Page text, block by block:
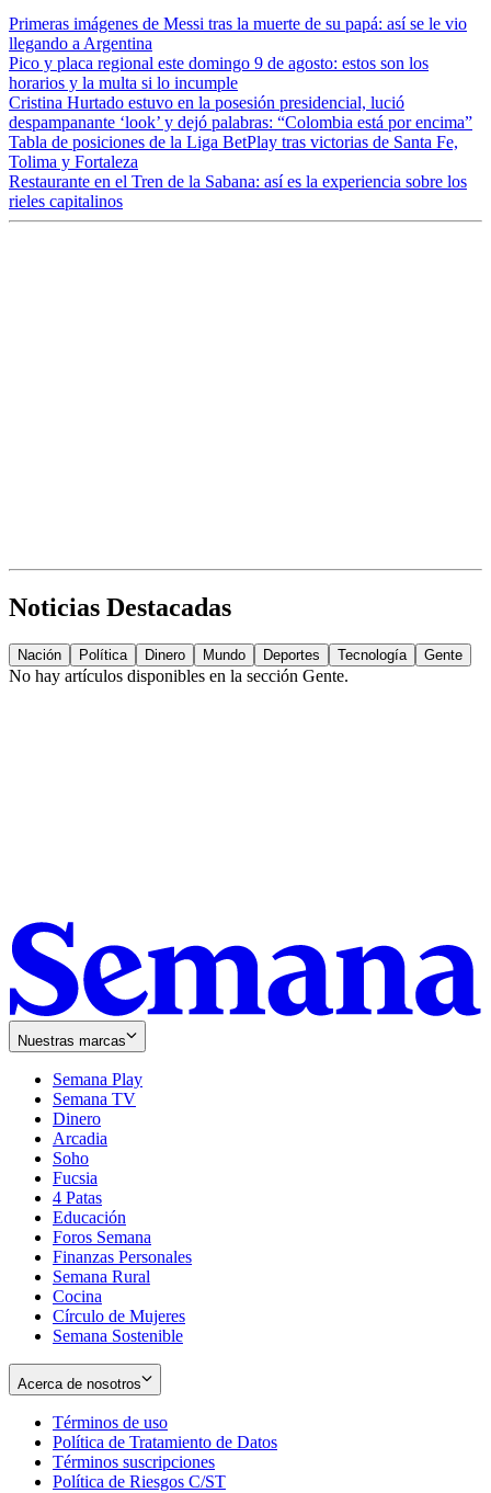
Primeras imágenes de Messi tras la muerte de su papá: así se le vio
llegando a Argentina
Pico y placa regional este domingo 9 de agosto: estos son los
horarios y la multa si lo incumple
Cristina Hurtado estuvo en la posesión presidencial, lució
despampanante ‘look’ y dejó palabras: “Colombia está por encima”
Tabla de posiciones de la Liga BetPlay tras victorias de Santa Fe,
Tolima y Fortaleza
Restaurante en el Tren de la Sabana: así es la experiencia sobre los
rieles capitalinos
Noticias Destacadas
Nación Política Dinero Mundo Deportes Tecnología Gente
No hay artículos disponibles en la sección Gente.
Nuestras marcas
Semana Play
Semana TV
Dinero
Arcadia
Soho
in
new
window
Fucsia
in
new
window
4 Patas
Educación
Foros Semana
Finanzas Personales
Semana Rural
Cocina
Círculo de Mujeres
Semana Sostenible
Acerca de nosotros
Términos de uso
in
new
window
Política de Tratamiento de Datos
Términos suscripciones
in
Política de Riesgos C/ST